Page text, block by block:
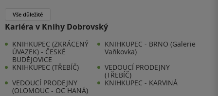
Vše důležité
Kariéra v Knihy Dobrovský
KNIHKUPEC (ZKRÁCENÝ
ÚVAZEK) - ČESKÉ
BUDĚJOVICE
KNIHKUPEC - BRNO (Galerie
Vaňkovka)
KNIHKUPEC (TŘEBÍČ)
VEDOUCÍ PRODEJNY
(TŘEBÍČ)
VEDOUCÍ PRODEJNY
(OLOMOUC - OC HANÁ)
KNIHKUPEC - KARVINÁ